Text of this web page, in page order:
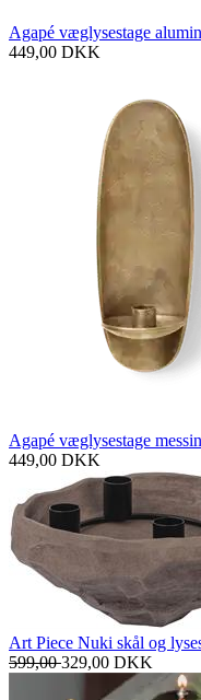
Agapé væglysestage
449,00 DKK
Agapé væglysestage
449,00 DKK
Art Piece Nuki skål og
599,00329,00 DKK